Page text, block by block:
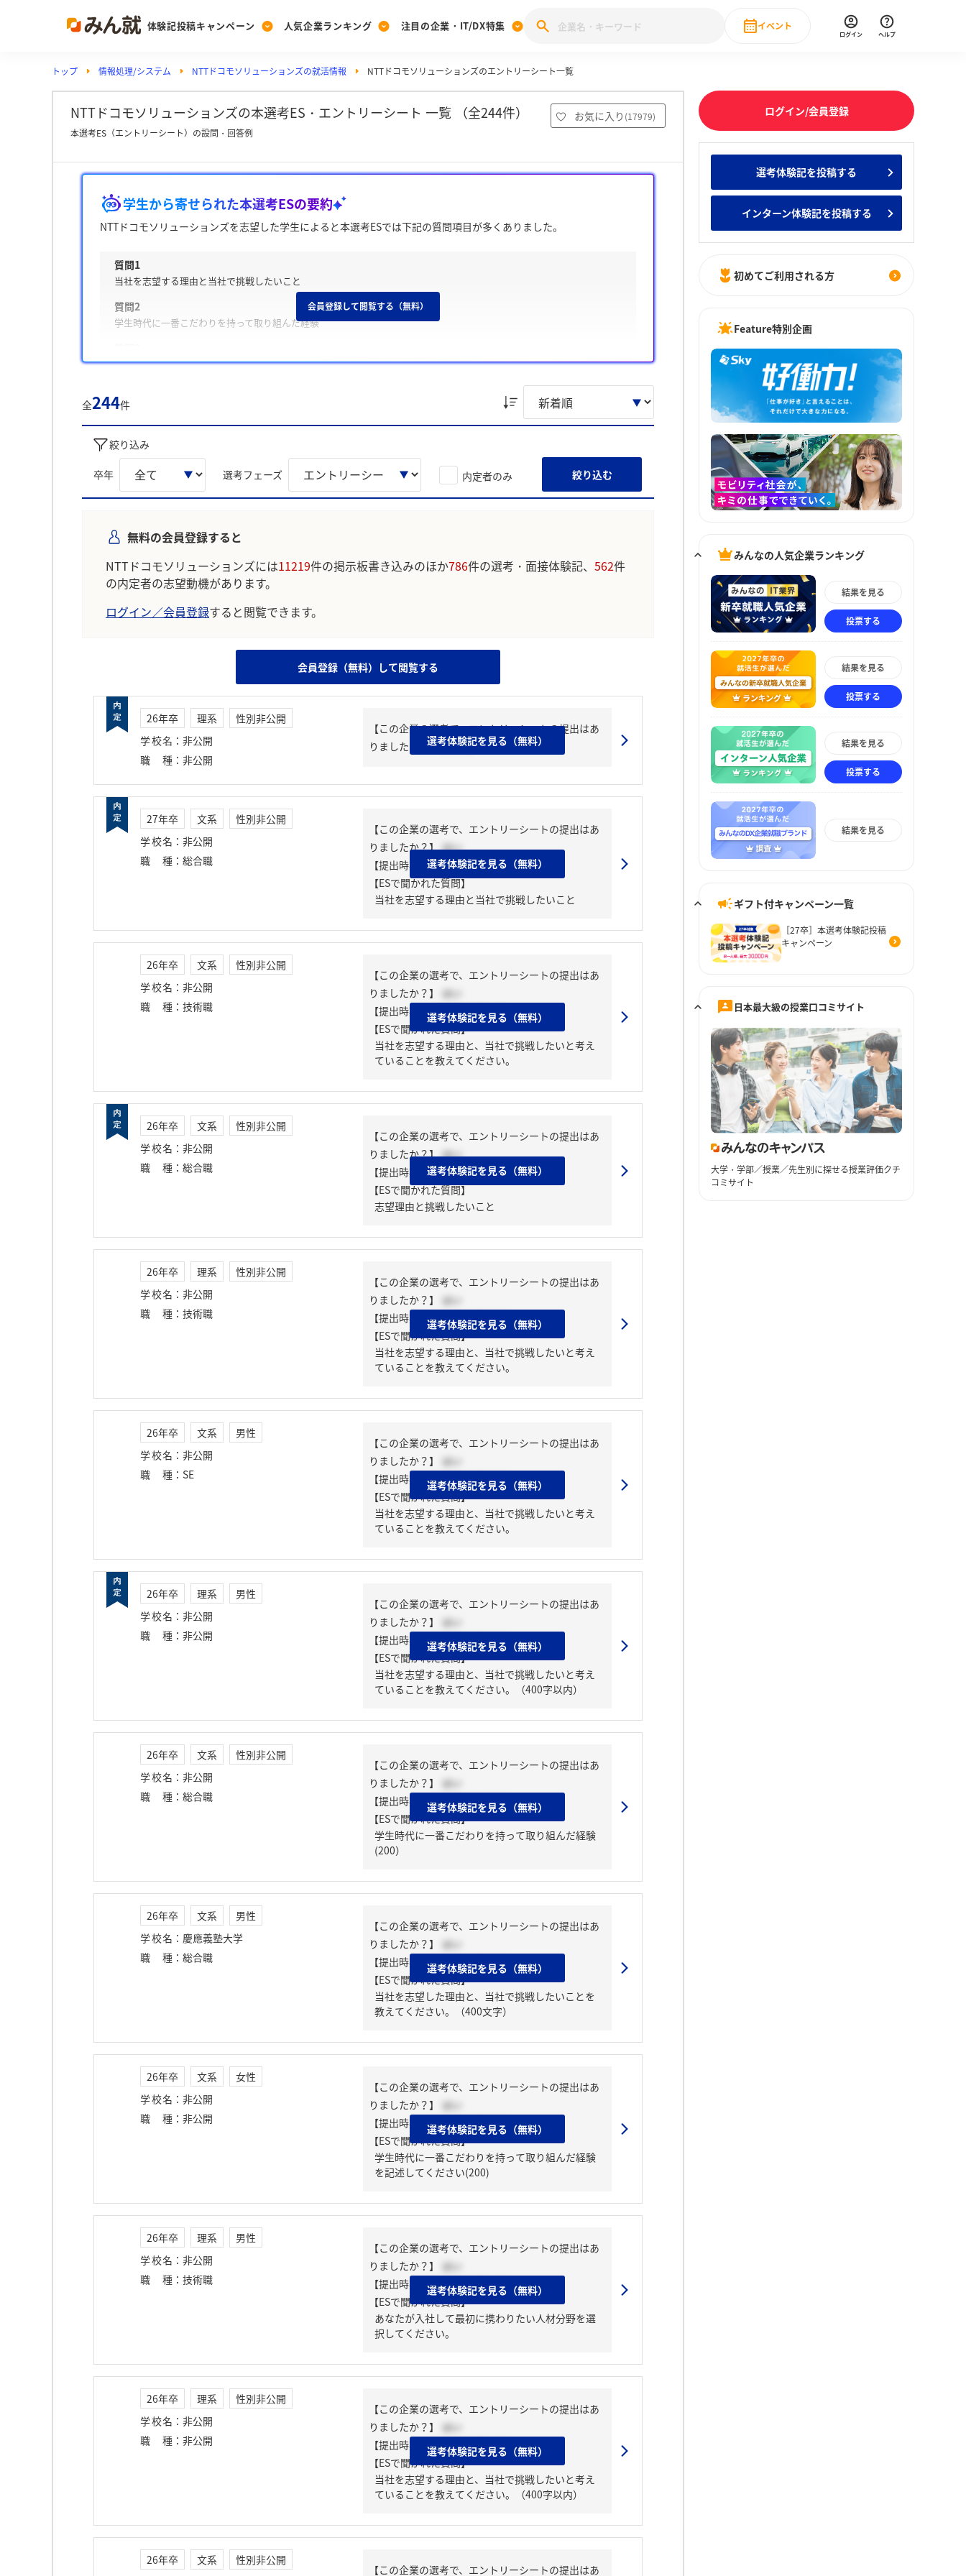
体験記投稿キャンペーン
Post
投稿する
[27卒] 本選考体験記投稿キャンペーン
人気企業ランキング
Ranking
ランキングを見る
みんなのDX企業就職ブランド調査
Vote みんなのIT業界新卒就職人気企業ランキング みんなの新卒就職人気企業ランキング みんなのインターン人気企業ランキ
注目の企業・IT/DX特集
PickUp
注目の企業特集
28卒 IT・DX現場社員インタビュー
動画で知ろう！業界・企業研究
イベント
直近のイベント一覧
ログイン ヘルプ
トップ 情報処理/システム NTTドコモソリューションズの就活情報 NTTドコモソリューションズのエントリーシート一覧
NTTドコモソリューションズの本選考ES・エントリーシート 一覧 （全244件） お気に入り (17979)
本選考ES（エントリーシート）の設問・回答例
学生から寄せられた本選考ESの要約
NTTドコモソリューションズを志望した学生によると本選考ESでは下記の質問項目が多くありました。
質問1
当社を志望する理由と当社で挑戦したいこと
質問2
学生時代に一番こだわりを持って取り組んだ経験
あなたの特徴やあなたらしさについて教えてください
ついて回答に含める傾向が多く見られました。
※AIを使用し、過去3年間のユーザー投稿を要約しています。実際のユーザの投稿は下記の一覧からご確認ください。
会員登録して閲覧する（無料）
全244件
絞り込み
卒年 選考フェーズ 内定者のみ 絞り込む
無料の会員登録すると
NTTドコモソリューションズには11219件の掲示板書き込みのほか786件の選考・面接体験記、 562件
の内定者の志望動機があります。
ログイン／会員登録すると閲覧できます。
会員登録（無料）して閲覧する
26年卒 理系
性別非公開
学校名 ： 非公開
職種 ： 非公開
【この企業の選考で、エントリーシートの提出はあ
りましたか？】 いいえ
選考体験記を見る（無料）
27年卒 文系
性別非公開
学校名 ： 非公開
職種 ： 総合職
【この企業の選考で、エントリーシートの提出はあ
りましたか？】 はい
【提出時期】 2026年02月上旬
【ESで聞かれた質問】
当社を志望する理由と当社で挑戦したいこと
選考体験記を見る（無料）
26年卒 文系
性別非公開
学校名 ： 非公開
職種 ： 技術職
【この企業の選考で、エントリーシートの提出はあ
りましたか？】
はい
【提出時期】 2025年04月上旬
【ESで聞かれた質問】
当社を志望する理由と、当社で挑戦したいと考え
ていることを教えてください。
選考体験記を見る（無料）
26年卒 文系
性別非公開
学校名 ： 非公開
職種 ： 総合職
【この企業の選考で、エントリーシートの提出はあ
りましたか？】 はい
【提出時期】 2025年02月中旬
【ESで聞かれた質問】
志望理由と挑戦したいこと
選考体験記を見る（無料）
26年卒 理系
性別非公開
学校名 ： 非公開
職種 ： 技術職
【この企業の選考で、エントリーシートの提出はあ
りましたか？】
はい
【提出時期】 2025年03月中旬
【ESで聞かれた質問】
当社を志望する理由と、当社で挑戦したいと考え
ていることを教えてください。
選考体験記を見る（無料）
26年卒 文系
男性
学校名 ： 非公開
職種 ： SE
【この企業の選考で、エントリーシートの提出はあ
りましたか？】
はい
【提出時期】 2025年03月中旬
【ESで聞かれた質問】
当社を志望する理由と、当社で挑戦したいと考え
ていることを教えてください。
選考体験記を見る（無料）
26年卒 理系
男性
学校名 ： 非公開
職種 ： 非公開
【この企業の選考で、エントリーシートの提出はあ
りましたか？】
はい
【提出時期】 2025年03月中旬
【ESで聞かれた質問】
当社を志望する理由と、当社で挑戦したいと考え
ていることを教えてください。（400字以内）
選考体験記を見る（無料）
26年卒 文系
性別非公開
学校名 ： 非公開
職種 ： 総合職
【この企業の選考で、エントリーシートの提出はあ
りましたか？】
はい
【提出時期】 2025年02月中旬
【ESで聞かれた質問】
学生時代に一番こだわりを持って取り組んだ経験
(200）
選考体験記を見る（無料）
26年卒 文系
男性
学校名 ： 慶應義塾大学
職種 ： 総合職
【この企業の選考で、エントリーシートの提出はあ
りましたか？】
はい
【提出時期】 2025年03月中旬
【ESで聞かれた質問】
当社を志望した理由と、当社で挑戦したいことを
教えてください。（400文字）
選考体験記を見る（無料）
26年卒 文系
女性
学校名 ： 非公開
職種 ： 非公開
【この企業の選考で、エントリーシートの提出はあ
りましたか？】
はい
【提出時期】 2025年03月中旬
【ESで聞かれた質問】
学生時代に一番こだわりを持って取り組んだ経験
を記述してください(200)
選考体験記を見る（無料）
26年卒 理系
男性
学校名 ： 非公開
職種 ： 技術職
【この企業の選考で、エントリーシートの提出はあ
りましたか？】
はい
【提出時期】 2025年03月上旬
【ESで聞かれた質問】
あなたが入社して最初に携わりたい人材分野を選
択してください。
選考体験記を見る（無料）
26年卒 理系
性別非公開
学校名 ： 非公開
職種 ： 非公開
【この企業の選考で、エントリーシートの提出はあ
りましたか？】
はい
【提出時期】 2025年03月上旬
【ESで聞かれた質問】
当社を志望する理由と、当社で挑戦したいと考え
ていることを教えてください。（400字以内）
選考体験記を見る（無料）
26年卒 文系
性別非公開
【この企業の選考で、エントリーシートの提出はあ
ログイン/会員登録
選考体験記を投稿する
インターン体験記を投稿する
初めてご利用される方
Feature特別企画
みんなの人気企業ランキング
結果を見る
投票する
結果を見る
投票する
結果を見る
投票する
結果を見る
ギフト付キャンペーン一覧
［27卒］本選考体験記投稿
キャンペーン
日本最大級の授業口コミサイト
大学・学部／授業／先生別に探せる授業評価クチ
コミサイト